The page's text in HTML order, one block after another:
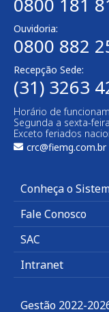
0800 181
Ouvidoria:
0800 882
Recepção Sede:
(31) 3263
Horário de
Segunda a sexta-
Exceto feriados
crc@fiemg.com.br
Conheça o
Fale Conosco
SAC
Intranet
Gestão 2022-